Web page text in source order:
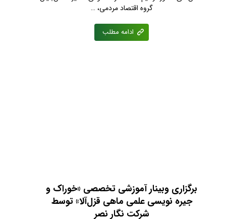
گروه اقتصاد مردمی، …
ادامه مطلب
برگزاری وبینار آموزشی تخصصی «خوراک و
جیره نویسی علمی ماهی قزل‌آلا» توسط
شرکت نگار نصر